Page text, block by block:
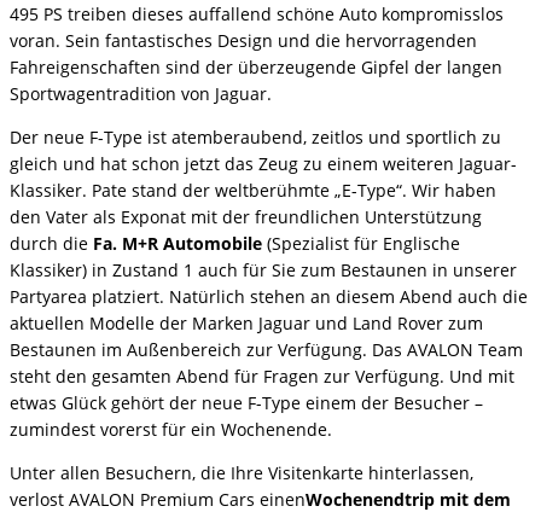
495 PS treiben dieses auffallend schöne Auto kompromisslos
voran. Sein fantastisches Design und die hervorragenden
Fahreigenschaften sind der überzeugende Gipfel der langen
Sportwagentradition von Jaguar.
Der neue F-Type ist atemberaubend, zeitlos und sportlich zu
gleich und hat schon jetzt das Zeug zu einem weiteren Jaguar-
Klassiker. Pate stand der weltberühmte „E-Type“. Wir haben
den Vater als Exponat mit der freundlichen Unterstützung
durch die Fa. M+R Automobile (Spezialist für Englische
Klassiker) in Zustand 1 auch für Sie zum Bestaunen in unserer
Partyarea platziert. Natürlich stehen an diesem Abend auch die
aktuellen Modelle der Marken Jaguar und Land Rover zum
Bestaunen im Außenbereich zur Verfügung. Das AVALON Team
steht den gesamten Abend für Fragen zur Verfügung. Und mit
etwas Glück gehört der neue F-Type einem der Besucher –
zumindest vorerst für ein Wochenende.
Unter allen Besuchern, die Ihre Visitenkarte hinterlassen,
verlost AVALON Premium Cars einenWochenendtrip mit dem